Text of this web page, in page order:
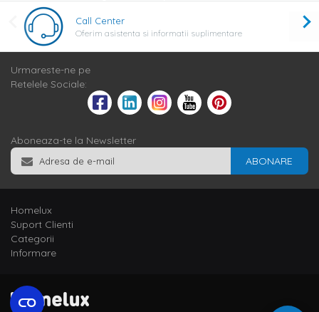
Call Center
Oferim asistenta si informatii suplimentare
Urmareste-ne pe
Retelele Sociale:
Aboneaza-te la Newsletter
ABONARE
Homelux
Suport Clienti
Categorii
Informare